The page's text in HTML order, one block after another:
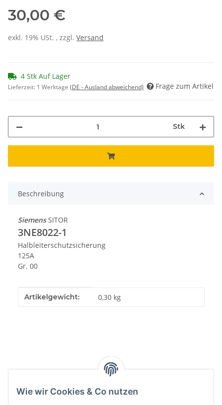
Wie wir Cookies & Co nutzen
30,00 €
exkl. 19% USt. , zzgl. Versand
4 Stk Auf Lager
Lieferzeit: 1 Werktage (DE - Ausland abweichend) Frage zum Artikel
Stk
Beschreibung
SiemensSITOR
3NE8022-1
Halbleiterschutzsicherung
125A
Gr. 00
Produkteigenschaft
Wert
Artikelgewicht: 0,30 kg
Kategorien